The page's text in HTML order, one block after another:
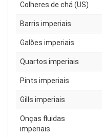
Colheres de chá (US)
Barris imperiais
Galões imperiais
Quartos imperiais
Pints imperiais
Gills imperiais
Onças fluidas
imperiais